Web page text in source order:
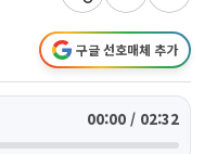
구글 선호매체 추가
00:00 / 02:32